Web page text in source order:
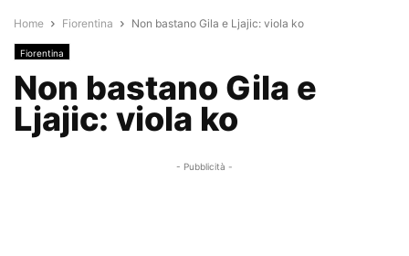
Home Fiorentina Non bastano Gila e Ljajic: viola ko
Fiorentina
Non bastano Gila e
Ljajic: viola ko
- Pubblicità -